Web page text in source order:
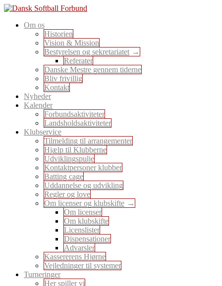
Skip
content
Dansk Softball Forbund
En sport for alle
Om os
Historien
Vision & Mission
Bestyrelsen og sekretariatet
Referater
Danske Mestre gennem tiderne
Bliv frivillig
Kontakt
Nyheder
Kalender
Forbundsaktiviteter
Landsholdsaktiviteter
Klubservice
Tilmelding til arrangementer
Hjælp til Klubberne
Udviklingspulje
Kontaktpersoner klubber
Batting cage
Uddannelse og udvikling
Regler og love
Om licenser og klubskifte
Om licenser
Om klubskifte
Licenslister
Dispensationer
Advarsler
Kassererens Hjørne
Vejledninger til systemer
Turneringer
Her spiller vi